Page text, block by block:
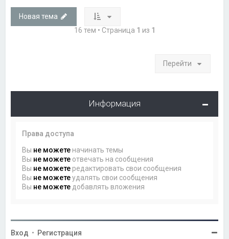
Новая тема
16 тем • Страница 1 из 1
Перейти
Информация
Права доступа
Вы не можете начинать темы
Вы не можете отвечать на сообщения
Вы не можете редактировать свои сообщения
Вы не можетеудалять свои сообщения
Вы не можете добавлять вложения
Вход • Регистрация